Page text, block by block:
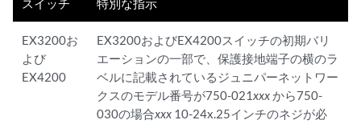
スイッチ 特別な指示
EX3200お
よび
EX4200
EX3200およびEX4200スイッチの初期バリ
エーションの一部で、保護接地端子の横のラ
ベルに記載されているジュニパーネットワー
クスのモデル番号が750-021xxxから750-
030の場合xxx 10-24x.25インチのネジが必